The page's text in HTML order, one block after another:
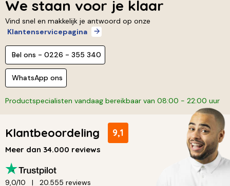
We staan voor je klaar
Vind snel en makkelijk je antwoord op onze
Klantenservicepagina
Bel ons - 0226 - 355 340
WhatsApp ons
Productspecialisten vandaag bereikbaar van 08:00 - 22:00 uur
Klantbeoordeling 9,1
Meer dan 34.000 reviews
9,0/10 20.555 reviews